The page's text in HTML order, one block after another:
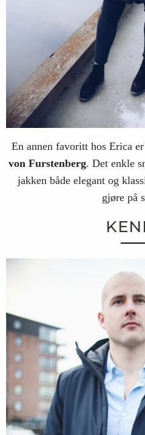
En annen favoritt hos Erica
von Furstenberg. Det enkle
jakken både elegant og
gjøre på